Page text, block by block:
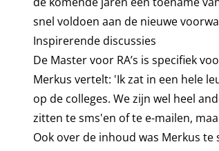
snel voldoen aan de nieuwe
Inspirerende discussies
De Master voor RA’s is specifiek
Merkus vertelt: 'Ik zat in een hele
op de colleges. We zijn wel heel
zitten te sms'en of te e-mailen,
Ook over de inhoud was Merkus